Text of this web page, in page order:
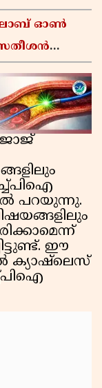
ഓൺ
സതീശൻ
പറയുന്നു.
ഈ
ക്യാഷ്‌ലെസ്